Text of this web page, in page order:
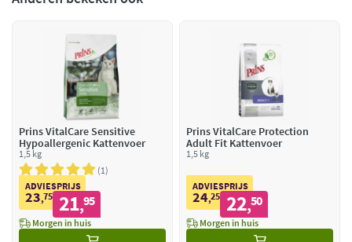
Prins VitalCare Sensitive
Hypoallergenic Kattenvoer
1,5 kg
1
ADVIESPRIJS
23,75 21,95
Morgen in huis
Prins VitalCare Protection
Adult Fit Kattenvoer
1,5 kg
ADVIESPRIJS
24,25 22,50
Morgen in huis